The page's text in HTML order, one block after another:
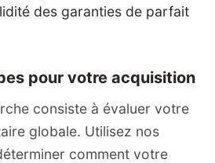
des garanties de parfait
pour votre acquisition
consiste à évaluer votre
globale. Utilisez nos
comment votre